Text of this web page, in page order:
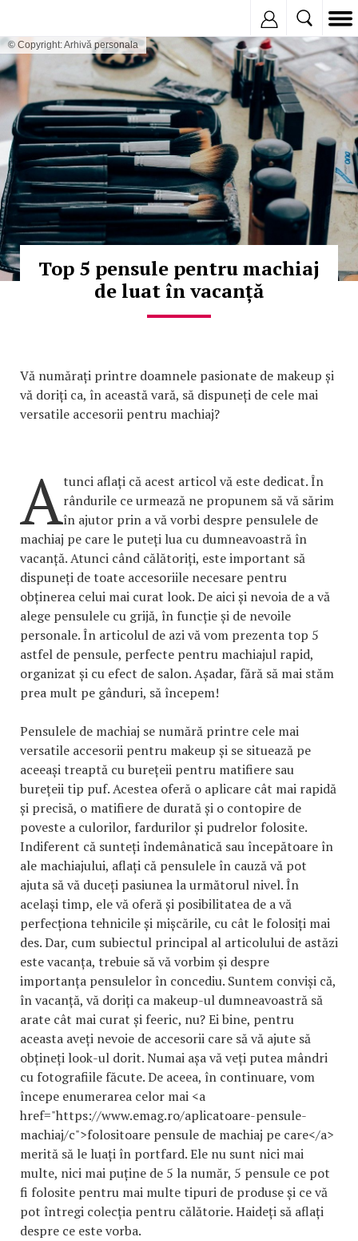
© Copyright: Arhivă personala
Top 5 pensule pentru machiaj
de luat în vacanță
Vă numărați printre doamnele pasionate de makeup și
vă doriți ca, în această vară, să dispuneți de cele mai
versatile accesorii pentru machiaj?
Atunci aflați că acest articol vă este dedicat. În
rândurile ce urmează ne propunem să vă sărim
în ajutor prin a vă vorbi despre pensulele de
machiaj pe care le puteți lua cu dumneavoastră în
vacanță. Atunci când călătoriți, este important să
dispuneți de toate accesoriile necesare pentru
obținerea celui mai curat look. De aici și nevoia de a vă
alege pensulele cu grijă, în funcție și de nevoile
personale. În articolul de azi vă vom prezenta top 5
astfel de pensule, perfecte pentru machiajul rapid,
organizat și cu efect de salon. Așadar, fără să mai stăm
prea mult pe gânduri, să începem!
Pensulele de machiaj se numără printre cele mai
versatile accesorii pentru makeup și se situează pe
aceeași treaptă cu burețeii pentru matifiere sau
burețeii tip puf. Acestea oferă o aplicare cât mai rapidă
și precisă, o matifiere de durată și o contopire de
poveste a culorilor, fardurilor și pudrelor folosite.
Indiferent că sunteți îndemânatică sau începătoare în
ale machiajului, aflați că pensulele în cauză vă pot
ajuta să vă duceți pasiunea la următorul nivel. În
același timp, ele vă oferă și posibilitatea de a vă
perfecționa tehnicile și mișcările, cu cât le folosiți mai
des. Dar, cum subiectul principal al articolului de astăzi
este vacanța, trebuie să vă vorbim și despre
importanța pensulelor în concediu. Suntem conviși că,
în vacanță, vă doriți ca makeup-ul dumneavoastră să
arate cât mai curat și feeric, nu? Ei bine, pentru
aceasta aveți nevoie de accesorii care să vă ajute să
obțineți look-ul dorit. Numai așa vă veți putea mândri
cu fotografiile făcute. De aceea, în continuare, vom
începe enumerarea celor mai <a
href="https://www.emag.ro/aplicatoare-pensule-
machiaj/c">folositoare pensule de machiaj pe care</a>
merită să le luați în portfard. Ele nu sunt nici mai
multe, nici mai puține de 5 la număr, 5 pensule ce pot
fi folosite pentru mai multe tipuri de produse și ce vă
pot întregi colecția pentru călătorie. Haideți să aflați
despre ce este vorba.